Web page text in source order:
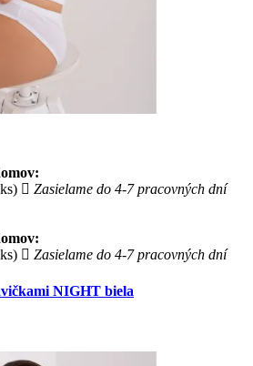
Zasielame do 4-7 pracovných dní
Zasielame do 4-7 pracovných dní
NIGHT biela